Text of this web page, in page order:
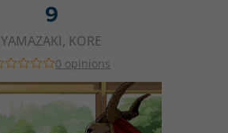
9
YAMAZAKI, KORE
0 opinions